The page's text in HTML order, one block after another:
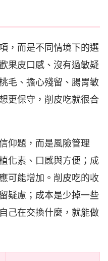
，而是不同情境下的選
果皮口感、沒有過敏疑
毛、擔心殘留、腸胃敏
更保守，削皮吃就很合
仰題，而是風險管理
化素、口感與方便；成
可能增加。削皮吃的收
疑慮；成本是少掉一些
己在交換什麼，就能做